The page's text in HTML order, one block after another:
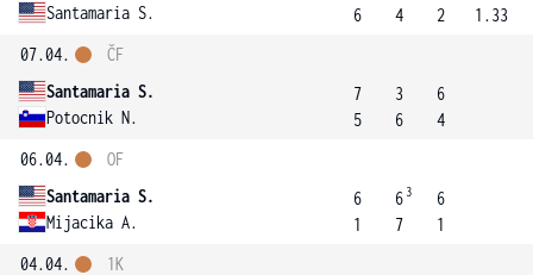
Santamaria S.
6
4
2
1.33
07.04.
Santamaria S.
Potocnik N.
ČF
7
5
3
6
6
4
06.04.
Santamaria S.
Mijacika A.
OF
6
1
6 3
7
6
1
04.04.
1K